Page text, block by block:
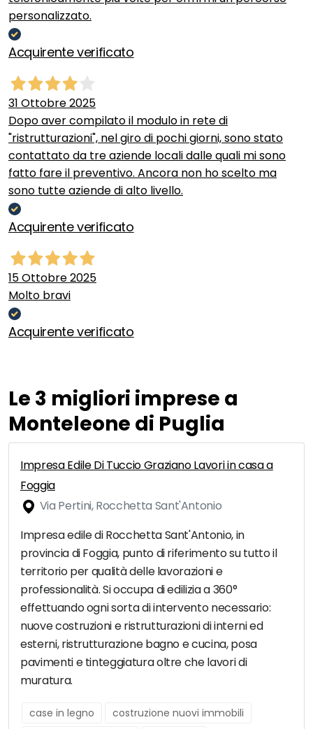
personalizzato.
Acquirente verificato
31 Ottobre 2025
Dopo aver compilato il modulo in rete di
"ristrutturazioni", nel giro di pochi giorni, sono stato
contattato da tre aziende locali dalle quali mi sono
fatto fare il preventivo. Ancora non ho scelto ma
sono tutte aziende di alto livello.
Acquirente verificato
15 Ottobre 2025
Molto bravi
Acquirente verificato
Le 3 migliori imprese a
Monteleone di Puglia
Impresa Edile Di Tuccio Graziano Lavori in casa a
Foggia
Via Pertini, Rocchetta Sant'Antonio
Impresa edile di Rocchetta Sant'Antonio, in
provincia di Foggia, punto di riferimento su tutto il
territorio per qualità delle lavorazioni e
professionalità. Si occupa di edilizia a 360°
effettuando ogni sorta di intervento necessario:
nuove costruzioni e ristrutturazioni di interni ed
esterni, ristrutturazione bagno e cucina, posa
pavimenti e tinteggiatura oltre che lavori di
muratura.
case in legno
costruzione nuovi immobili